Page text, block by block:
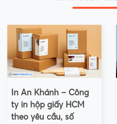
In An Khánh – Công
ty in hộp giấy HCM
theo yêu cầu, số